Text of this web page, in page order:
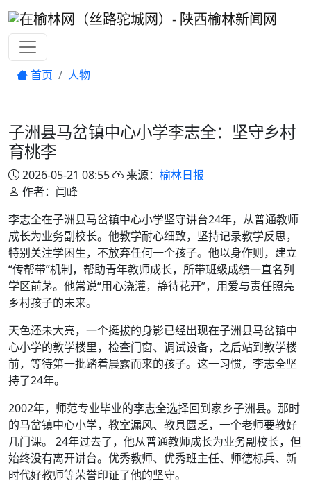
首页 人物
子洲县马岔镇中心小学李志全：坚守乡村
育桃李
2026-05-21 08:55 来源： 榆林日报
作者：闫峰
李志全在子洲县马岔镇中心小学坚守讲台24年，从普通教师
成长为业务副校长。他教学耐心细致，坚持记录教学反思，
特别关注学困生，不放弃任何一个孩子。他以身作则，建立
“传帮带”机制，帮助青年教师成长，所带班级成绩一直名列
学区前茅。他常说“用心浇灌，静待花开”，用爱与责任照亮
乡村孩子的未来。
天色还未大亮，一个挺拔的身影已经出现在子洲县马岔镇中
心小学的教学楼里，检查门窗、调试设备，之后站到教学楼
前，等待第一批踏着晨露而来的孩子。这一习惯，李志全坚
持了24年。
2002年，师范专业毕业的李志全选择回到家乡子洲县。那时
的马岔镇中心小学，教室漏风、教具匮乏，一个老师要教好
几门课。 24年过去了，他从普通教师成长为业务副校长，但
始终没有离开讲台。优秀教师、优秀班主任、师德标兵、新
时代好教师等荣誉印证了他的坚守。